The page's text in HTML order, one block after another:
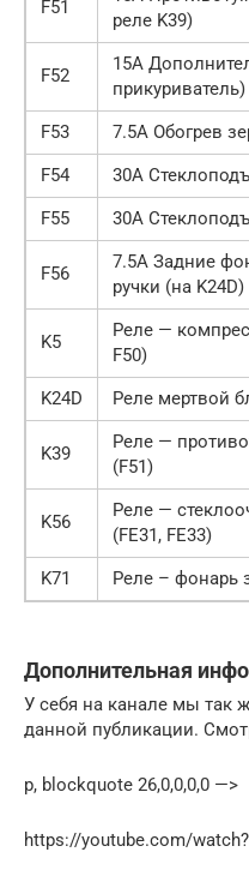
F51
реле K39)
F52
15А
прикуриватель)
F53
7.5A Обогрев
F54
30А
F55
30А
F56
7.5A Задние
ручки (на K24D)
K5
Реле —
F50)
K24D
Реле мертвой
K39
Реле —
(F51)
K56
Реле —
(FE31, FE33)
K71
Реле – фонарь
Дополнительная
У себя на канале мы так
данной публикации.
p, blockquote 26,0,0,0,0 —>
https://youtube.com/